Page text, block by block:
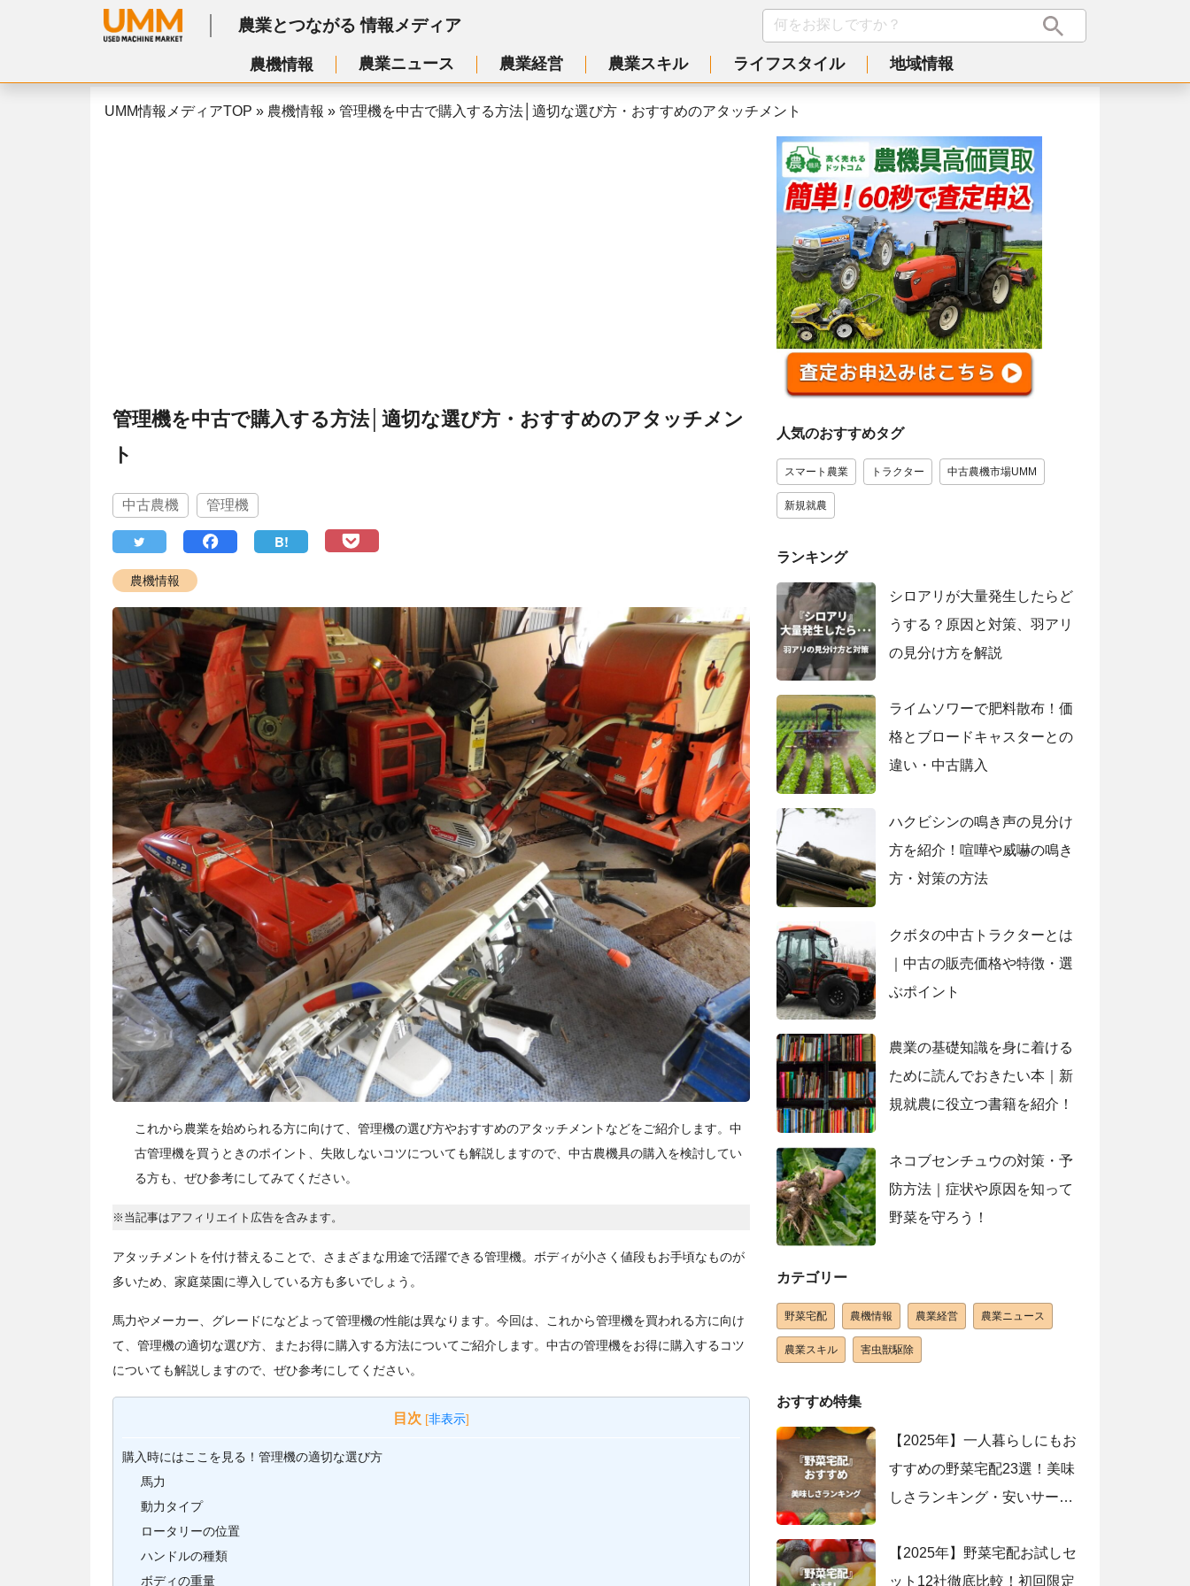
農業とつながる情報メディア
農機情報 農業ニュース 農業経営 農業スキル ライフスタイル 地域情報
UMM情報メディアTOP » 農機情報 » 管理機を中古で購入する方法│適切な選び方・おすすめのアタッチメント
管理機を中古で購入する方法│適切な選び方・おすすめのアタッチメン
ト
中古農機 管理機
B!
農機情報
これから農業を始められる方に向けて、管理機の選び方やおすすめのアタッチメントなどをご紹介します。中
古管理機を買うときのポイント、失敗しないコツについても解説しますので、中古農機具の購入を検討してい
る方も、ぜひ参考にしてみてください。
※当記事はアフィリエイト広告を含みます。
アタッチメントを付け替えることで、さまざまな用途で活躍できる管理機。ボディが小さく値段もお手頃なものが
多いため、家庭菜園に導入している方も多いでしょう。
馬力やメーカー、グレードになどよって管理機の性能は異なります。今回は、これから管理機を買われる方に向け
て、管理機の適切な選び方、またお得に購入する方法についてご紹介します。中古の管理機をお得に購入するコツ
についても解説しますので、ぜひ参考にしてください。
目次 [非表示]
購入時にはここを見る！管理機の適切な選び方
馬力
動力タイプ
ロータリーの位置
ハンドルの種類
ボディの重量
人気のおすすめタグ
スマート農業 トラクター 中古農機市場UMM
新規就農
ランキング
シロアリが大量発生したらど
うする？原因と対策、羽アリ
の見分け方を解説
ライムソワーで肥料散布！価
格とブロードキャスターとの
違い・中古購入
ハクビシンの鳴き声の見分け
方を紹介！喧嘩や威嚇の鳴き
方・対策の方法
クボタの中古トラクターとは
｜中古の販売価格や特徴・選
ぶポイント
農業の基礎知識を身に着ける
ために読んでおきたい本｜新
規就農に役立つ書籍を紹介！
ネコブセンチュウの対策・予
防方法｜症状や原因を知って
野菜を守ろう！
カテゴリー
野菜宅配 農機情報 農業経営 農業ニュース
農業スキル 害虫獣駆除
おすすめ特集
【2025年】一人暮らしにもお
すすめの野菜宅配23選！美味
しさランキング・安いサービ
【2025年】野菜宅配お試しセ
ット12社徹底比較！初回限定